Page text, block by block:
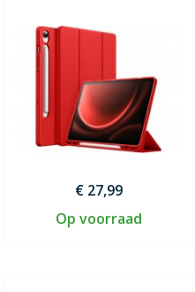
€ 27,99
Op voorraad